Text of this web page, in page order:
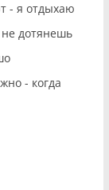
- я отдыхаю
дотянешь
- когда